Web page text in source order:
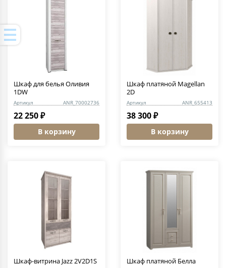
Шкаф для белья Оливия
1DW
Артикул ANR_70002736
22 250 ₽
В корзину
Шкаф платяной Magellan
2D
Артикул ANR_655413
38 300 ₽
В корзину
Шкаф-витрина Jazz 2V2D1S Шкаф платяной Белла